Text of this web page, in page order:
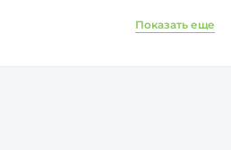
отношение к пациенту
от меня❤️
Показать еще